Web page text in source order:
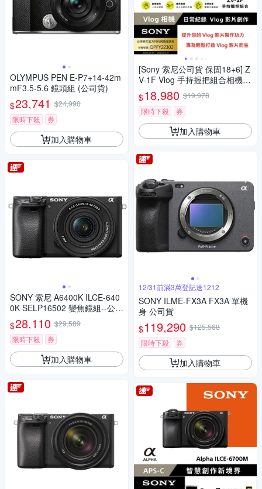
OLYMPUS PEN E-P7+14-42m
mF3.5-5.6 鏡頭組 (公司貨)
$23,741 $24,990
限時下殺
券
加入購物車
SONY 索尼 A6400K ILCE-640
0K SELP16502 變焦鏡組--公司
貨
$28,110 $29,589
限時下殺
券
加入購物車
[Sony 索尼公司貨 保固18+6] Z
V-1F Vlog 手持握把組合相機
(網紅新手/生活隨拍)
$18,980 $19,978
限時下殺
券
加入購物車
12/31前滿3萬登記送1212
SONY ILME-FX3A FX3A 單機
身 公司貨
$119,290 $125,568
限時下殺
券
加入購物車